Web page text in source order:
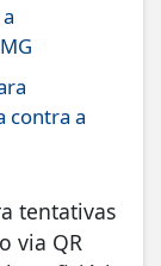
contra a
tentativas
via QR